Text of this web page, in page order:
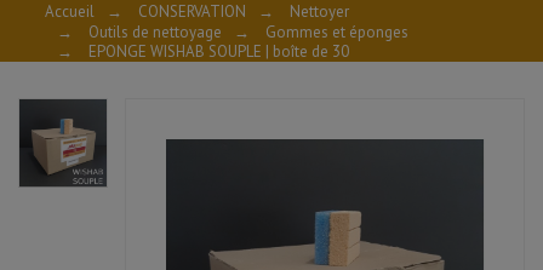
Accueil → CONSERVATION →
Nettoyer
→
Outils de nettoyage →
Gommes et éponges
→
EPONGE WISHAB SOUPLE | boîte de 30